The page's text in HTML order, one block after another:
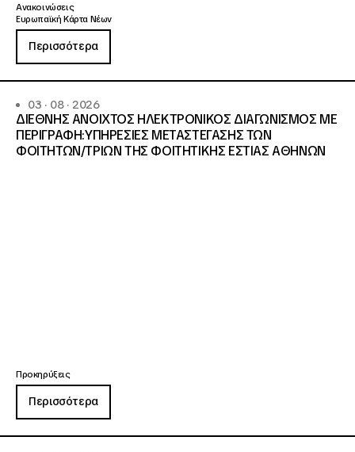
Ανακοινώσεις
Ευρωπαϊκή Κάρτα Νέων
Περισσότερα
03 · 08 · 2026
ΔΙΕΘΝΗΣ ΑΝΟΙΧΤΟΣ ΗΛΕΚΤΡΟΝΙΚΟΣ ΔΙΑΓΩΝΙΣΜΟΣ ΜΕ
ΠΕΡΙΓΡΑΦΗ:ΥΠΗΡΕΣΙΕΣ METAΣΤΕΓΑΣΗΣ ΤΩΝ
ΦΟΙΤΗΤΩΝ/ΤΡΙΩΝ ΤΗΣ ΦΟΙΤΗΤΙΚΗΣ ΕΣΤΙΑΣ ΑΘΗΝΩΝ
Προκηρύξεις
Περισσότερα